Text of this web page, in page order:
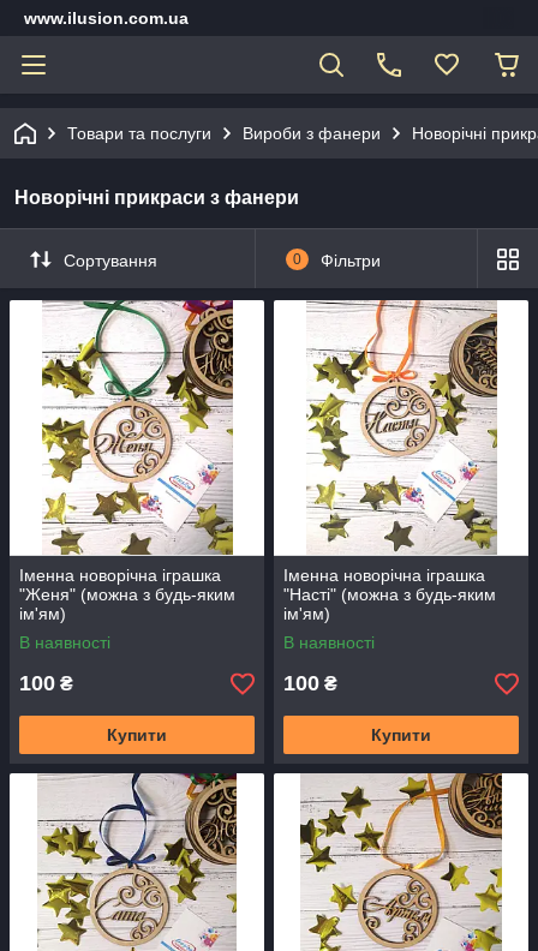
www.ilusion.com.ua
Товари та послуги Вироби з фанери Новорічні
Новорічні прикраси з фанери
Сортування 0 Фільтри
Іменна новорічна іграшка
"Женя" (можна з будь-яким
ім'ям)
В наявності
100 ₴
Купити
Іменна новорічна іграшка
"Насті" (можна з будь-яким
ім'ям)
В наявності
100 ₴
Купити